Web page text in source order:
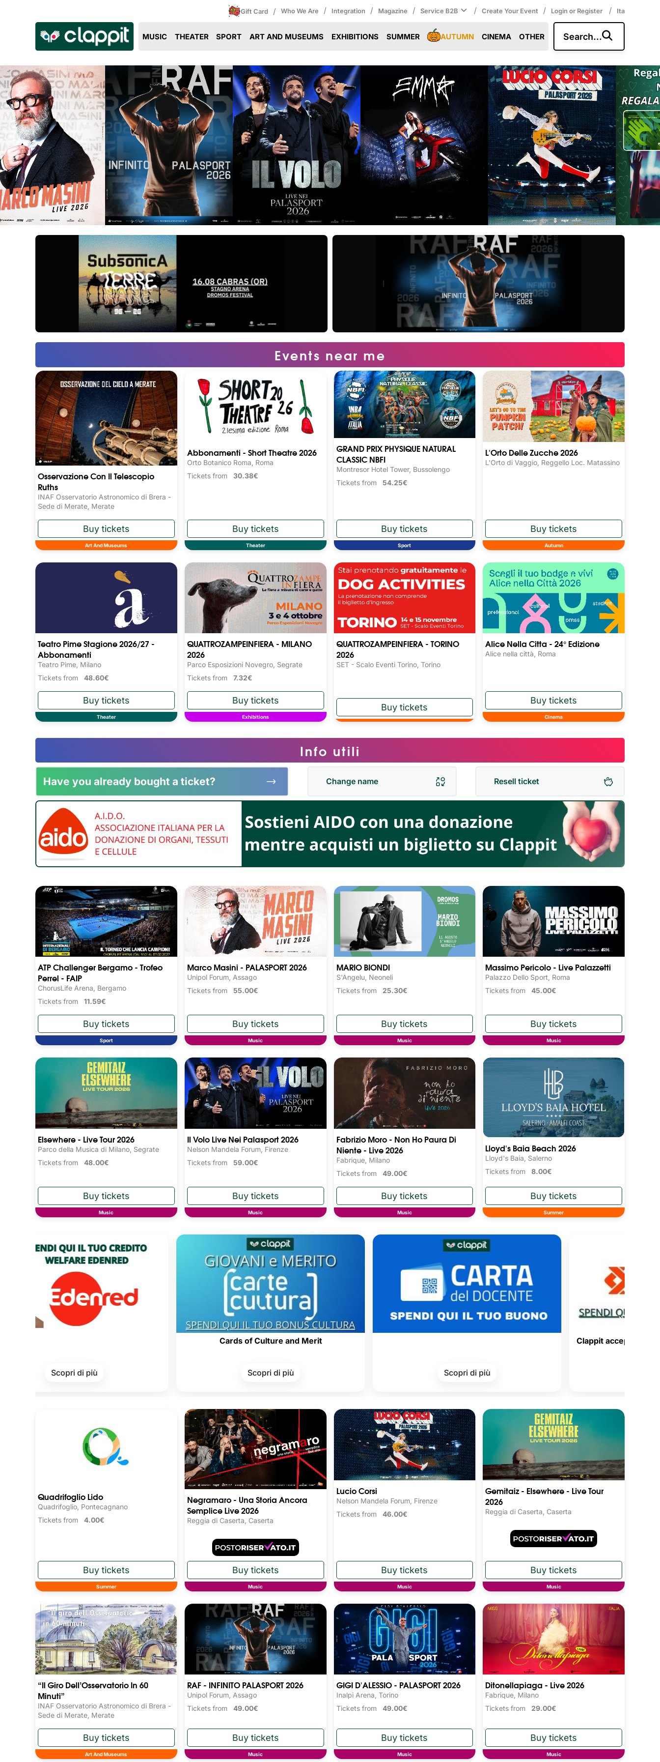
Gift Card / Who We Are / Integration / Magazine / Service B2B / Create Your Event / Login or Register / Ita
Clappit
biglietteria
MUSIC THEATER SPORT ART AND MUSEUMS EXHIBITIONS SUMMER AUTUMN CINEMA OTHER Search...
Events near me
Osservazione Con Il Telescopio
Ruths
INAF Osservatorio Astronomico di Brera -
Sede di Merate, Merate
Art And Museums
Abbonamenti - Short Theatre 2026
Orto Botanico Roma, Roma
Tickets from 30.38€
Theater
GRAND PRIX PHYSIQUE NATURAL
CLASSIC NBFI
Montresor Hotel Tower, Bussolengo
Tickets from 54.25€
Sport
L'Orto Delle Zucche 2026
L'Orto di Vaggio, Reggello Loc. Matassino
Autumn
Teatro Pime Stagione 2026/27 -
Abbonamenti
Teatro Pime, Milano
Tickets from 48.60€
Theater
QUATTROZAMPEINFIERA - MILANO
2026
Parco Esposizioni Novegro, Segrate
Tickets from 7.32€
Exhibitions
QUATTROZAMPEINFIERA - TORINO
2026
SET - Scalo Eventi Torino, Torino
Alice Nella Citta - 24° Edizione
Alice nella città, Roma
Cinema
ATP Challenger Bergamo - Trofeo
Perrel - FAIP
ChorusLife Arena, Bergamo
Tickets from 11.59€
Sport
Marco Masini - PALASPORT 2026
Unipol Forum, Assago
Tickets from 55.00€
Music
MARIO BIONDI
S'Angelu, Neoneli
Tickets from 25.30€
Music
Massimo Pericolo - Live Palazzetti
Palazzo Dello Sport, Roma
Tickets from45.00€
Music
Elsewhere - Live Tour 2026
Parco della Musica di Milano, Segrate
Tickets from 48.00€
Music
Il Volo Live Nei Palasport 2026
Nelson Mandela Forum, Firenze
Tickets from 59.00€
Music
Fabrizio Moro - Non Ho Paura Di
Niente - Live 2026
Fabrique, Milano
Tickets from 49.00€
Music
Lloyd's Baia Beach 2026
Lloyd's Baia, Salerno
Tickets from8.00€
Summer
Quadrifoglio Lido
Quadrifoglio, Pontecagnano
Tickets from 4.00€
Summer
Negramaro - Una Storia Ancora
Semplice Live 2026
Reggia di Caserta, Caserta
Music
Lucio Corsi
Nelson Mandela Forum, Firenze
Tickets from 46.00€
Music
Gemitaiz - Elsewhere - Live Tour
2026
Reggia di Caserta, Caserta
Music
“Il Giro Dell’Osservatorio In 60
Minuti”
INAF Osservatorio Astronomico di Brera -
Sede di Merate, Merate
Art And Museums
RAF - INFINITO PALASPORT 2026
Unipol Forum, Assago
Tickets from 49.00€
Music
GIGI D'ALESSIO - PALASPORT 2026
Inalpi Arena, Torino
Tickets from 49.00€
Music
Ditonellapiaga - Live 2026
Fabrique, Milano
Tickets from 29.00€
Music
Info utili
Have you already bought a ticket? Change name Resell ticket
Cards of Culture and Merit
Clappit accepts Satispay